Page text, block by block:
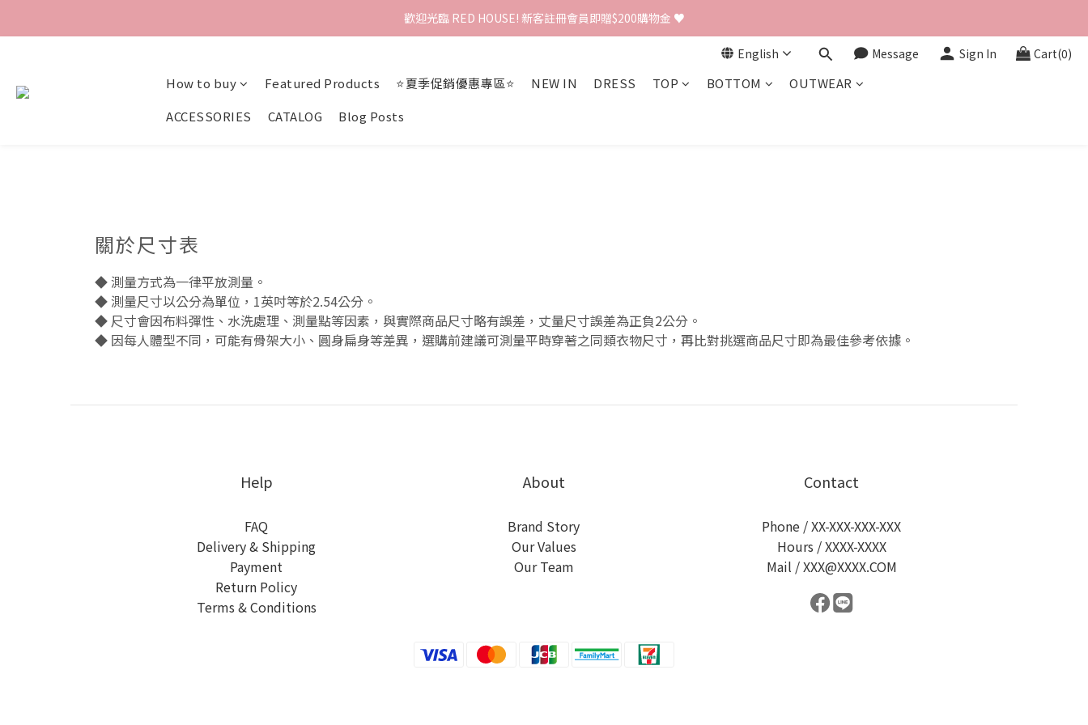
歡迎光臨 RED HOUSE! 新客註冊會員即贈$200購物金 ♥
歡迎光臨 RED HOUSE! 新客註冊會員即贈$200購物金 ♥
歡迎光臨 RED HOUSE! 新客註冊會員即贈$200購物金 ♥
English Message Sign In Cart(0)
How to buy Featured Products ⭐夏季促銷優惠專區⭐ NEW IN DRESS TOP BOTTOM
OUTWEAR
ACCESSORIES
CATALOG Blog Posts
關於尺寸表
◆ 測量方式為一律平放測量。
◆ 測量尺寸以公分為單位，1英吋等於2.54公分。
◆ 尺寸會因布料彈性、水洗處理、測量點等因素，與實際商品尺寸略有誤差，丈量尺寸誤差為正負2公分。
◆ 因每人體型不同，可能有骨架大小、圓身扁身等差異，選購前建議可測量平時穿著之同類衣物尺寸，再比對挑選商品尺寸即為最佳參考依據。
Help
FAQ
Delivery & Shipping
Payment
Return Policy
Terms & Conditions
About
Brand Story
Our Values
Our Team
Contact
Phone / XX-XXX-XXX-XXX
Hours / XXXX-XXXX
Mail / XXX@XXXX.COM